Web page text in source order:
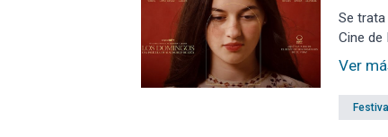
Se trata
Cine de
Ver
Festival